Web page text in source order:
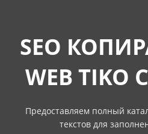
SEO
WEB TIKO
Предоставляем полный
текстов для